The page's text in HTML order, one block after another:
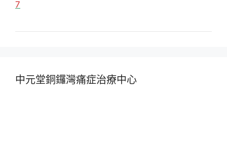
7
中元堂銅鑼灣痛症治療中心